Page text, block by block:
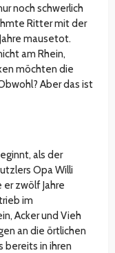
noch schwerlich
Ritter mit der
mausetot.
am Rhein,
möchten die
Aber das ist
als der
Opa Willi
zwölf Jahre
im
Acker und Vieh
an die örtlichen
bereits in ihren